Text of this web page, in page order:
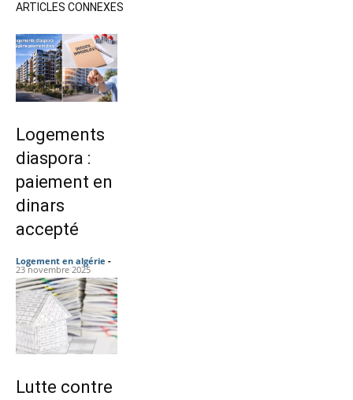
ARTICLES CONNEXES
Logements
diaspora :
paiement en
dinars
accepté
Logement en algérie -
23 novembre 2025
Lutte contre